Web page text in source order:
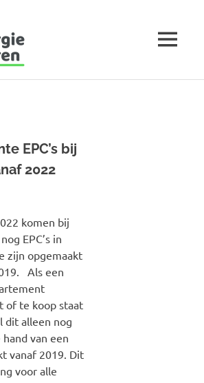
MENU
EPC’s bij
2022
komen bij
EPC’s in
zijn opgemaakt
Als een
of te koop staat
dit alleen nog
van een
vanaf 2019. Dit
voor alle